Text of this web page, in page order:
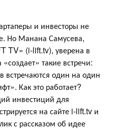
и инвесторы не
Но Манана Самусева,
TV» (i-lift.tv), уверена в
такие встречи:
встречаются один на один
Как это работает?
инвестиций для
на сайте i-lift.tv и
с рассказом об идее